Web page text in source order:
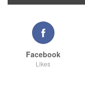
Facebook
Likes